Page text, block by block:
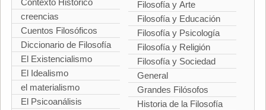
Contexto Histórico
creencias
Cuentos Filosóficos
Diccionario de Filosofía
El Existencialismo
El Idealismo
el materialismo
El Psicoanálisis
Filosofía y Arte
Filosofía y Educación
Filosofía y Psicología
Filosofía y Religión
Filosofía y Sociedad
General
Grandes Filósofos
Historia de la Filosofía